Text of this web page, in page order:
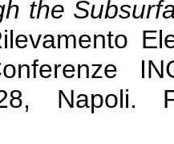
the
Napoli.